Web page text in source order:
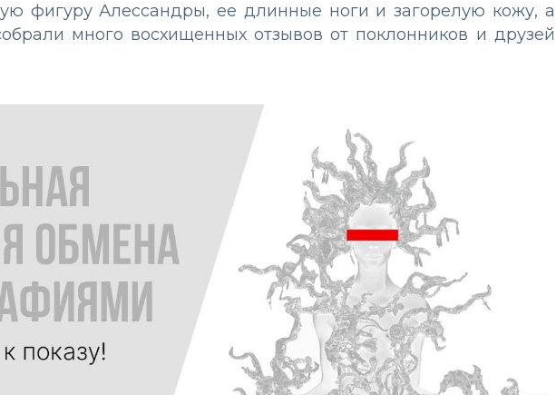
фигуру Алессандры, ее длинные ноги и загорелую кожу, а
много восхищенных отзывов от поклонников и друзей